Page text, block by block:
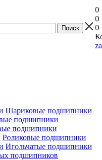
0
0
0
Шариковые подшипники
подшипники
подшипники
Роликовые подшипники
Игольчатые подшипники
подшипников